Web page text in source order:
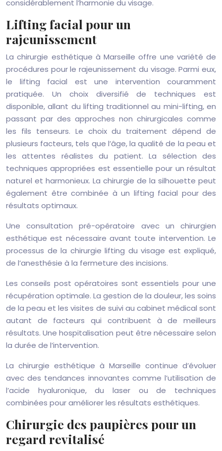
considérablement l’harmonie du visage.
Lifting facial pour un
rajeunissement
La chirurgie esthétique à Marseille offre une variété de
procédures pour le rajeunissement du visage. Parmi eux,
le lifting facial est une intervention couramment
pratiquée. Un choix diversifié de techniques est
disponible, allant du lifting traditionnel au mini-lifting, en
passant par des approches non chirurgicales comme
les fils tenseurs. Le choix du traitement dépend de
plusieurs facteurs, tels que l’âge, la qualité de la peau et
les attentes réalistes du patient. La sélection des
techniques appropriées est essentielle pour un résultat
naturel et harmonieux. La chirurgie de la silhouette peut
également être combinée à un lifting facial pour des
résultats optimaux.
Une consultation pré-opératoire avec un chirurgien
esthétique est nécessaire avant toute intervention. Le
processus de la chirurgie lifting du visage est expliqué,
de l’anesthésie à la fermeture des incisions.
Les conseils post opératoires sont essentiels pour une
récupération optimale. La gestion de la douleur, les soins
de la peau et les visites de suivi au cabinet médical sont
autant de facteurs qui contribuent à de meilleurs
résultats. Une hospitalisation peut être nécessaire selon
la durée de l’intervention.
La chirurgie esthétique à Marseille continue d’évoluer
avec des tendances innovantes comme l’utilisation de
l’acide hyaluronique, du laser ou de techniques
combinées pour améliorer les résultats esthétiques.
Chirurgie des paupières pour un
regard revitalisé